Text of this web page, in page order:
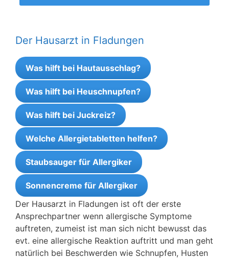
Der Hausarzt in Fladungen
Was hilft bei Hautausschlag?
Was hilft bei Heuschnupfen?
Was hilft bei Juckreiz?
Welche Allergietabletten helfen?
Staubsauger für Allergiker
Sonnencreme für Allergiker
Der Hausarzt in Fladungen ist oft der erste
Ansprechpartner wenn allergische Symptome
auftreten, zumeist ist man sich nicht bewusst das
evt. eine allergische Reaktion auftritt und man geht
natürlich bei Beschwerden wie Schnupfen, Husten